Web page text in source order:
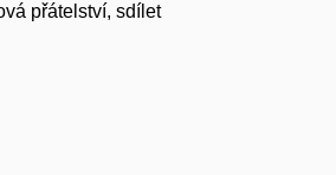
přátelství, sdílet